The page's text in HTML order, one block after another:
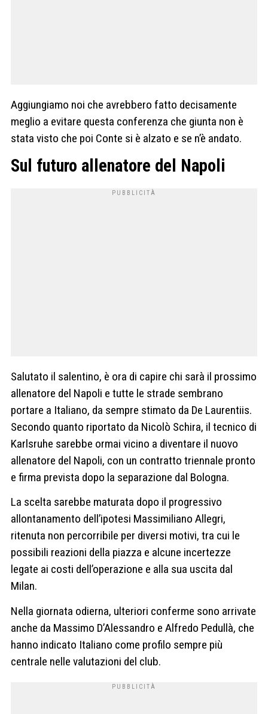
Aggiungiamo noi che avrebbero fatto decisamente
meglio a evitare questa conferenza che giunta non è
stata visto che poi Conte si è alzato e se n’è andato.
Sul futuro allenatore del Napoli
Salutato il salentino, è ora di capire chi sarà il prossimo
allenatore del Napoli e tutte le strade sembrano
portare a Italiano, da sempre stimato da De Laurentiis.
Secondo quanto riportato da Nicolò Schira, il tecnico di
Karlsruhe sarebbe ormai vicino a diventare il nuovo
allenatore del Napoli, con un contratto triennale pronto
e firma prevista dopo la separazione dal Bologna.
La scelta sarebbe maturata dopo il progressivo
allontanamento dell’ipotesi Massimiliano Allegri,
ritenuta non percorribile per diversi motivi, tra cui le
possibili reazioni della piazza e alcune incertezze
legate ai costi dell’operazione e alla sua uscita dal
Milan.
Nella giornata odierna, ulteriori conferme sono arrivate
anche da Massimo D’Alessandro e Alfredo Pedullà, che
hanno indicato Italiano come profilo sempre più
centrale nelle valutazioni del club.